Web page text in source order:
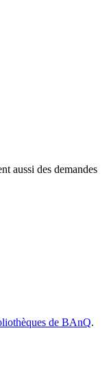
aussi des demandes
de BAnQ.